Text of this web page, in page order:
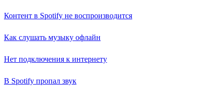
Контент в Spotify не воспроизводится
Как слушать музыку офлайн
Нет подключения к интернету
В Spotify пропал звук